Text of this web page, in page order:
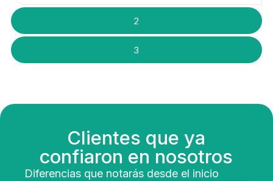
2
3
Clientes que ya
confiaron en nosotros
Diferencias que notarás desde el inicio